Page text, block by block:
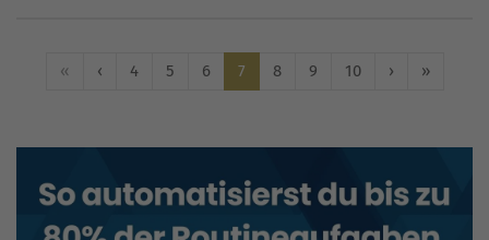
« ‹ 4 5 6 7 8 9 10 › »